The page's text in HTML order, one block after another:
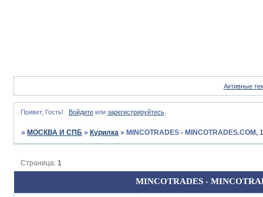
Активные
Привет, Гость! Войдитеили зарегистрируйтесь.
» МОСКВА И СПБ » Курилка » MINCOTRADES -
MINCOTRADES -
Страница:1